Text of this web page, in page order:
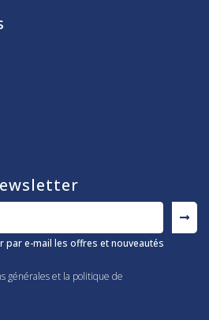
par e-mail les offres et nouveautés
générales et la politique de